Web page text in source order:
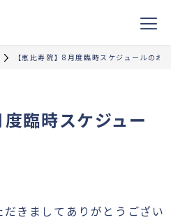
【恵比寿院】8月度臨時スケジュールのお
度臨時スケジュー
きましてありがとうござい